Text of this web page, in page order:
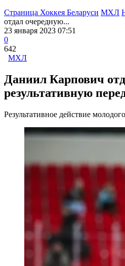
Страница Хоккея Беларуси МХЛ
отдал очередную...
23 января 2023 07:51
0
642
МХЛ
Даниил Карпович
результативную
Результативное действие